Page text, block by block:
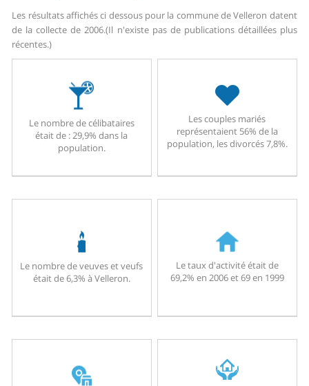
Les résultats affichés ci dessous pour la commune de Velleron datent
de la collecte de 2006.(Il n'existe pas de publications détaillées plus
récentes.)
Le nombre de célibataires
était de : 29,9% dans la
population.
Les couples mariés
représentaient 56% de la
population, les divorcés 7,8%.
Le nombre de veuves et veufs
était de 6,3% à Velleron.
Le taux d'activité était de
69,2% en 2006 et 69 en 1999